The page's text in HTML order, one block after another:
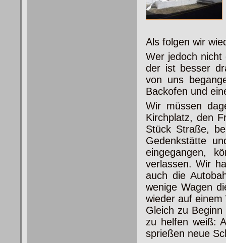
Als folgen wir
Wer jedoch nicht
der ist besser
von uns
Backofen und
Wir müssen
Kirchplatz, den
Stück Straße,
Gedenkstätte
eingegangen,
verlassen. Wir
auch die
wenige Wagen
wieder auf einem
Gleich zu
zu helfen weiß:
sprießen neue